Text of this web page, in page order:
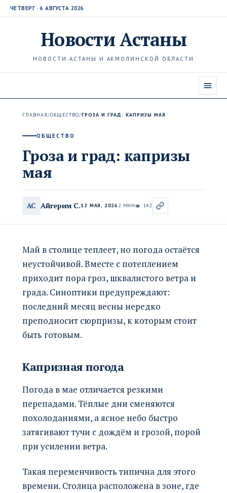
ЧЕТВЕРГ · 6 АВГУСТА 2026
НовостиАстаны
НОВОСТИ АСТАНЫ И АКМОЛИНСКОЙ ОБЛАСТИ
ГЛАВНАЯ/ОБЩЕСТВО/ГРОЗА И ГРАД: КАПРИЗЫ МАЯ
ОБЩЕСТВО
Гроза и град: капризы
мая
АС Айгерим С.12 МАЯ, 2026 2 МИН👁 142
Май в столице теплеет, но погода остаётся
неустойчивой. Вместе с потеплением
приходит пора гроз, шквалистого ветра и
града. Синоптики предупреждают:
последний месяц весны нередко
преподносит сюрпризы, к которым стоит
быть готовым.
Капризная погода
Погода в мае отличается резкими
перепадами. Тёплые дни сменяются
похолоданиями, а ясное небо быстро
затягивают тучи с дождём и грозой, порой
при усилении ветра.
Такая переменчивость типична для этого
времени. Столица расположена в зоне, где